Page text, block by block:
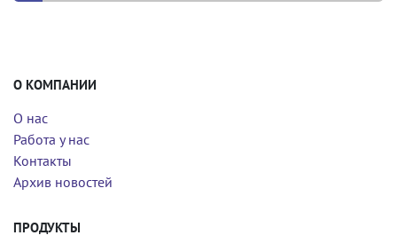
О КОМПАНИИ
О нас
Работа у нас
Контакты
Архив новостей
ПРОДУКТЫ